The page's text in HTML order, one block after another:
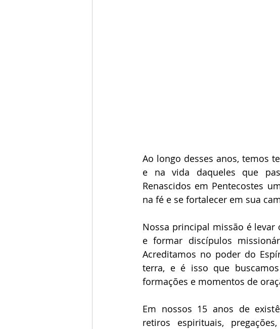
Ao longo desses anos, temos
e na vida daqueles que
Renascidos em Pentecostes
na fé e se fortalecer em sua
Nossa principal missão é levar
e formar discípulos
Acreditamos no poder do
terra, e é isso que
formações e momentos de
Em nossos 15 anos de
retiros espirituais,